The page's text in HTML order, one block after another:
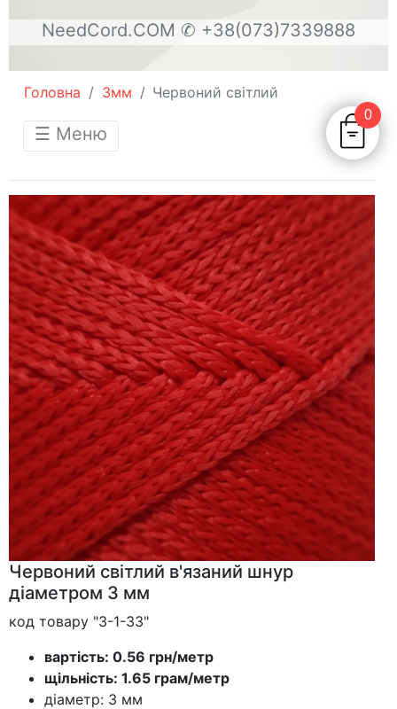
NeedCord.COM ✆ +38(073)7339888
0
Головна 3мм Червоний світлий
☰ Меню
Червоний світлий в'язаний шнур
діаметром 3 мм
код товару "3-1-33"
вартість: 0.56 грн/метр
щільність: 1.65 грам/метр
діаметр: 3 мм